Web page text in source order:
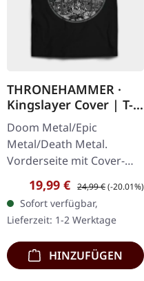
THRONEHAMMER ·
Kingslayer Cover | T-
SHIRT
Doom Metal/Epic
Metal/Death Metal.
Vorderseite mit Cover-
und Logo-Artwork,
Rückseite mit Sigil. Gildan
Heavy Cotton 100%
Baumwolle
Verkaufspreis:
19,99 € Regulärer Preis:
24,99 €(-20.01%)
Sofort verfügbar,
Lieferzeit: 1-2 Werktage
HINZUFÜGEN